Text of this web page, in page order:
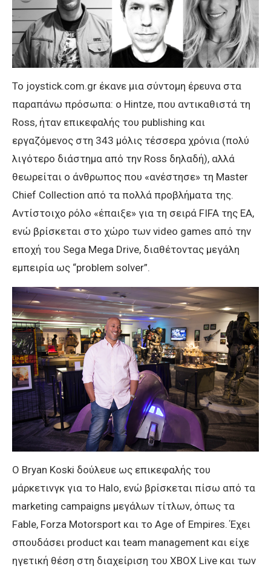
Το joystick.com.gr έκανε μια σύντομη έρευνα στα
παραπάνω πρόσωπα: ο Hintze, που αντικαθιστά τη
Ross, ήταν επικεφαλής του publishing και
εργαζόμενος στη 343 μόλις τέσσερα χρόνια (πολύ
λιγότερο διάστημα από την Ross δηλαδή), αλλά
θεωρείται ο άνθρωπος που «ανέστησε» τη Master
Chief Collection από τα πολλά προβλήματα της.
Αντίστοιχο ρόλο «έπαιξε» για τη σειρά FIFA της EA,
ενώ βρίσκεται στο χώρο των video games από την
εποχή του Sega Mega Drive, διαθέτοντας μεγάλη
εμπειρία ως “problem solver”.
O Bryan Koski δούλευε ως επικεφαλής του
μάρκετινγκ για το Halo, ενώ βρίσκεται πίσω από τα
marketing campaigns μεγάλων τίτλων, όπως τα
Fable, Forza Motorsport και το Age of Empires. Έχει
σπουδάσει product και team management και είχε
ηγετική θέση στη διαχείριση του XBOX Live και των